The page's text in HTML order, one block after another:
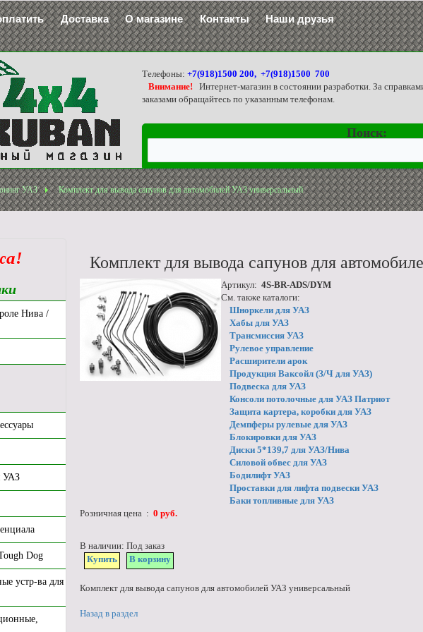
Доставка О магазине Контакты
Наши друзья
Телефоны:+7(918)1500 200, +7(918)1500 700
Внимание!
Интернет-магазин в состоянии разработки. За
заказами обращайтесь по указанным телефонам.
Поиск:
УАЗ Комплект для вывода сапунов для автомобилей УАЗ универсальный
Комплект для вывода сапунов для
Артикул: 4S-BR-ADS/DYM
См. также каталоги:
Шноркели для УАЗ
Хабы для УАЗ
Трансмиссия УАЗ
Рулевое управление
Расширители арок
Продукция Ваксойл (З/Ч для УАЗ)
Подвеска для УАЗ
Консоли потолочные для УАЗ Патриот
Защита картера, коробки для УАЗ
Демпферы рулевые для УАЗ
Блокировки для УАЗ
Диски 5*139,7 для УАЗ/Нива
Силовой обвес для УАЗ
Бодилифт УАЗ
Проставки для лифта подвески УАЗ
Баки топливные для УАЗ
Розничная цена : 0 руб.
В наличии: Под заказ
Купить
В корзину
Комплект для вывода сапунов для автомобилей УАЗ универсальный
Назад в раздел
Нива /
УАЗ
Dog
устр-ва для